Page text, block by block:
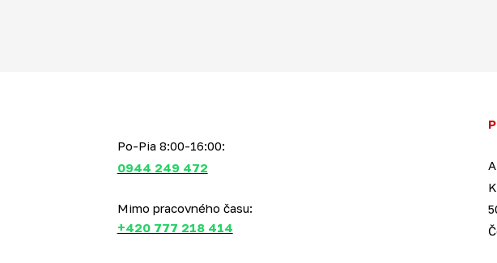
Po-Pia 8:00-16:00:
0944 249 472
Mimo pracovného času:
+420 777 218 414